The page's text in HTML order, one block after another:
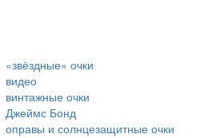
«звёздные» очки
видео
винтажные очки
Джеймс Бонд
оправы и солнцезащитные очки